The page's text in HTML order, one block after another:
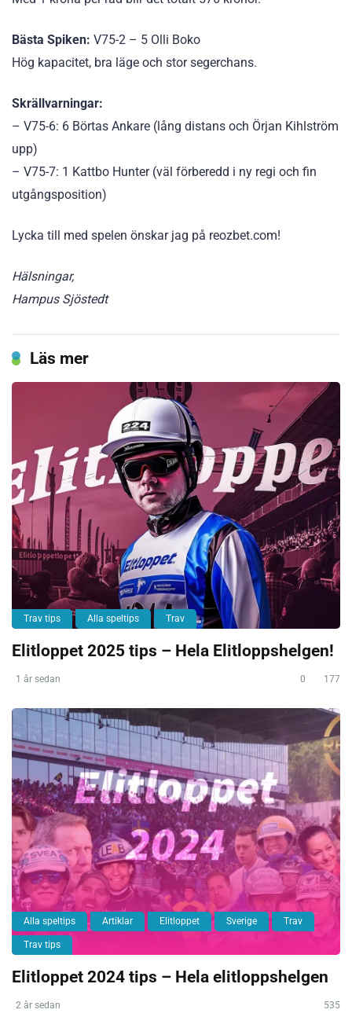
Bästa Spiken: V75-2 – 5 Olli Boko
Hög kapacitet, bra läge och stor segerchans.
Skrällvarningar:
– V75-6: 6 Börtas Ankare (lång distans och Örjan Kihlström
upp)
– V75-7: 1 Kattbo Hunter (väl förberedd i ny regi och fin
utgångsposition)
Lycka till med spelen önskar jag på reozbet.com!
Hälsningar,
Hampus Sjöstedt
Läs mer
Trav tips Alla speltips Trav
Elitloppet 2025 tips – Hela Elitloppshelgen!
1 år sedan 0 177
Alla speltips Artiklar Elitloppet Sverige Trav
Trav tips
Elitloppet 2024 tips – Hela elitloppshelgen
2 år sedan 535